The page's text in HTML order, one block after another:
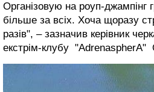
Організовую на роуп-
більше за всіх. Хоча щоразу
разів", – зазначив керівник
екстрім-клубу